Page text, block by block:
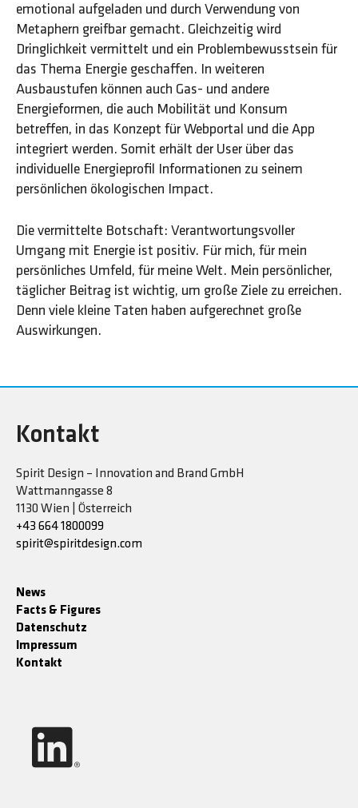
emotional aufgeladen und durch Verwendung von
Metaphern greifbar gemacht. Gleichzeitig wird
Dringlichkeit vermittelt und ein Problembewusstsein für
das Thema Energie geschaffen. In weiteren
Ausbaustufen können auch Gas- und andere
Energieformen, die auch Mobilität und Konsum
betreffen, in das Konzept für Webportal und die App
integriert werden. Somit erhält der User über das
individuelle Energieprofil Informationen zu seinem
persönlichen ökologischen Impact.
Die vermittelte Botschaft: Verantwortungsvoller
Umgang mit Energie ist positiv. Für mich, für mein
persönliches Umfeld, für meine Welt. Mein persönlicher,
täglicher Beitrag ist wichtig, um große Ziele zu erreichen.
Denn viele kleine Taten haben aufgerechnet große
Auswirkungen.
Kontakt
Spirit Design – Innovation and Brand GmbH
Wattmanngasse 8
1130 Wien | Österreich
+43 664 1800099
spirit@spiritdesign.com
News
Facts & Figures
Datenschutz
Impressum
Kontakt